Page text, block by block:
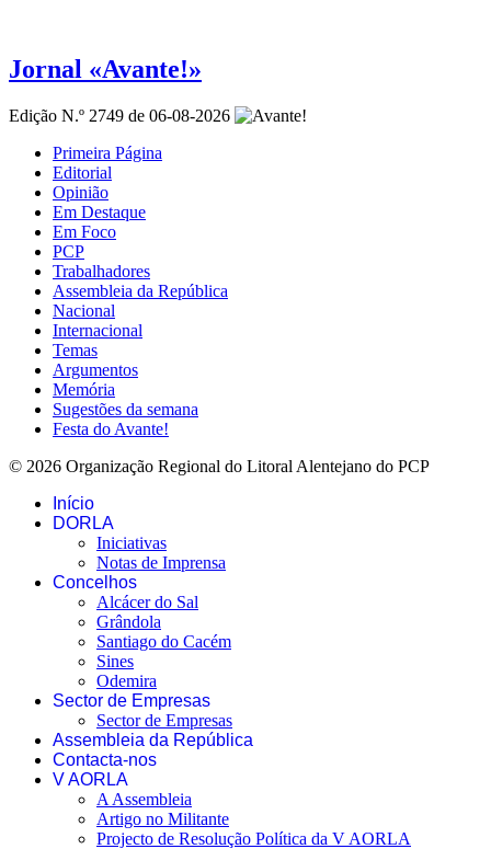
Jornal «Avante!»
Edição N.º 2749 de 06-08-2026
Primeira Página
Editorial
Opinião
Em Destaque
Em Foco
PCP
Trabalhadores
Assembleia da República
Nacional
Internacional
Temas
Argumentos
Memória
Sugestões da semana
Festa do Avante!
© 2026 Organização Regional do Litoral Alentejano do PCP
Início
DORLA
Iniciativas
Notas de Imprensa
Concelhos
Alcácer do Sal
Grândola
Santiago do Cacém
Sines
Odemira
Sector de Empresas
Sector de Empresas
Assembleia da República
Contacta-nos
V AORLA
A Assembleia
Artigo no Militante
Projecto de Resolução Política da V AORLA